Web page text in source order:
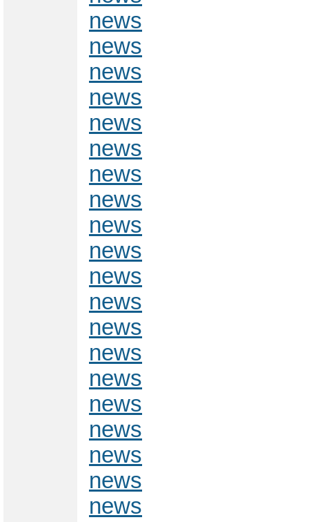
news
news
news
news
news
news
news
news
news
news
news
news
news
news
news
news
news
news
news
news